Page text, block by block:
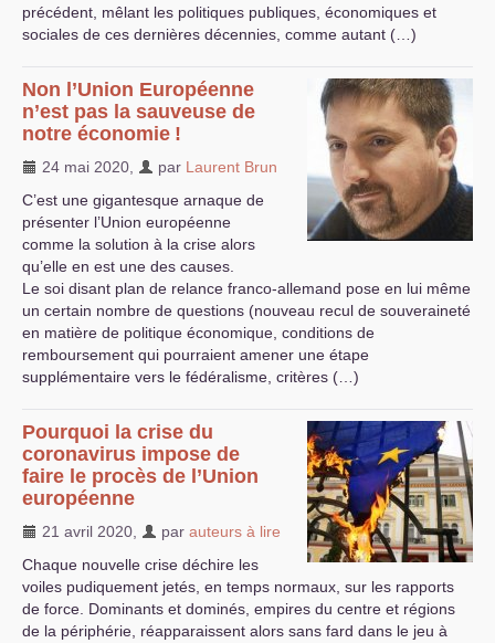
précédent, mêlant les politiques publiques, économiques et
sociales de ces dernières décennies, comme autant (…)
Non l’Union Européenne
n’est pas la sauveuse de
notre économie !
24 mai 2020 par Laurent Brun
C’est une gigantesque arnaque de
présenter l’Union européenne
comme la solution à la crise alors
qu’elle en est une des causes.
Le soi disant plan de relance franco-allemand pose en lui même
un certain nombre de questions (nouveau recul de souveraineté
en matière de politique économique, conditions de
remboursement qui pourraient amener une étape
supplémentaire vers le fédéralisme, critères (…)
Pourquoi la crise du
coronavirus impose de
faire le procès de l’Union
européenne
21 avril 2020 par auteurs à lire
Chaque nouvelle crise déchire les
voiles pudiquement jetés, en temps normaux, sur les rapports
de force. Dominants et dominés, empires du centre et régions
de la périphérie, réapparaissent alors sans fard dans le jeu à